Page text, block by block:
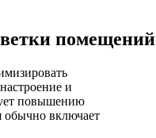
помещений
и
повышению
обычно включает